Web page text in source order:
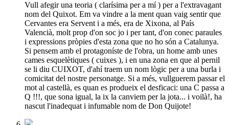
Vull afegir una teoria ( clarísima per a mí ) per a l'extravagant
nom del Quixot. Em va vindre a la ment quan vaig sentir que
Cervantes era Servent i a més, era de Xixona, al País
Valencià, molt prop d'on soc jo i per tant, d'on conec paraules
i expressions pròpies d'esta zona que no ho són a Catalunya.
Si pensem amb el protagoníste de l'obra, un home amb unes
cames esquelètiques ( cuixes ), i en una zona en que al pernil
se li diu CUIXOT, d'ahí traem un nom lògic per a una burla i
comicitat del nostre personatge. Si a més, vullguerem passar el
mot al castellà, es quan es produeix el desficaci: una C passa a
Q !!!, que sona igual, la ix la canviem per la jota... i voilà!, ha
nascut l'inadequat i infumable nom de Don Quijote!